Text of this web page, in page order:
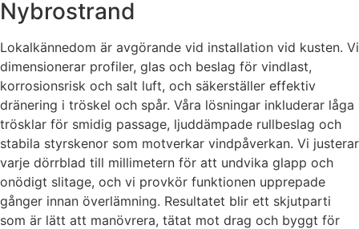
Nybrostrand
Lokalkännedom är avgörande vid installation vid kusten. Vi
dimensionerar profiler, glas och beslag för vindlast,
korrosionsrisk och salt luft, och säkerställer effektiv
dränering i tröskel och spår. Våra lösningar inkluderar låga
trösklar för smidig passage, ljuddämpade rullbeslag och
stabila styrskenor som motverkar vindpåverkan. Vi justerar
varje dörrblad till millimetern för att undvika glapp och
onödigt slitage, och vi provkör funktionen upprepade
gånger innan överlämning. Resultatet blir ett skjutparti
som är lätt att manövrera, tätat mot drag och byggt för